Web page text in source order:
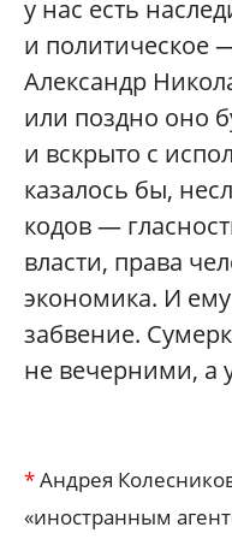
у нас есть
и политическое
Александр
или поздно оно
и вскрыто с
казалось бы,
кодов —
власти, права
экономика. И
забвение.
не вечерними, а
*Андрея
«иностранным